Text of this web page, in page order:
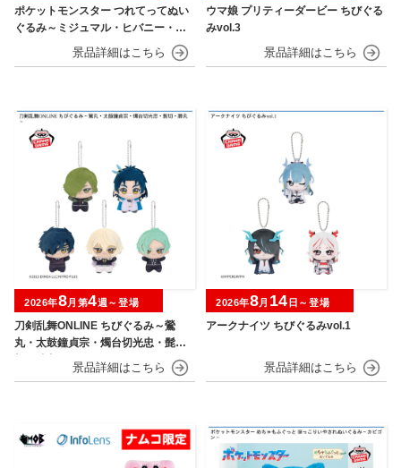
ポケットモンスター つれてってぬい
ぐるみ～ミジュマル・ヒバニー・ニ
ウマ娘 プリティーダービー ちびぐる
みvol.3
刀剣乱舞ONLINE ちびぐるみ～鶯
丸・太鼓鐘貞宗・燭台切光忠・髭
2026年8月第4週～登場
アークナイツ ちびぐるみvol.1
2026年8月 14 日～登場